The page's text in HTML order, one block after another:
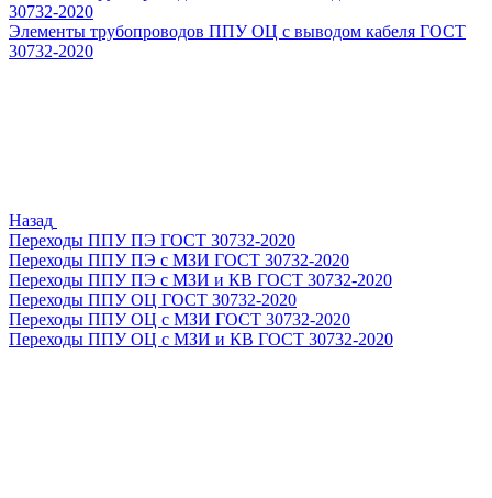
30732-2020
Элементы трубопроводов ППУ ОЦ с выводом кабеля ГОСТ
30732-2020
Назад
Переходы ППУ ПЭ ГОСТ 30732-2020
Переходы ППУ ПЭ с МЗИ ГОСТ 30732-2020
Переходы ППУ ПЭ с МЗИ и КВ ГОСТ 30732-2020
Переходы ППУ ОЦ ГОСТ 30732-2020
Переходы ППУ ОЦ с МЗИ ГОСТ 30732-2020
Переходы ППУ ОЦ с МЗИ и КВ ГОСТ 30732-2020